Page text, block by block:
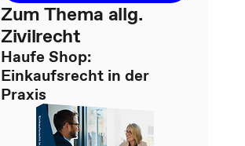
Zum Thema allg.
Zivilrecht
Haufe Shop:
Einkaufsrecht in der
Praxis